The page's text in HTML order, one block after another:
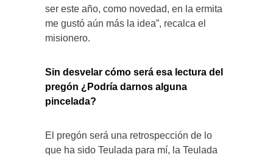
ser este año, como novedad, en la ermita
me gustó aún más la idea”, recalca el
misionero.
Sin desvelar cómo será esa lectura del
pregón ¿Podría darnos alguna
pincelada?
El pregón será una retrospección de lo
que ha sido Teulada para mí, la Teulada